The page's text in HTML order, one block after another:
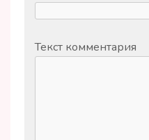
Текст комментария